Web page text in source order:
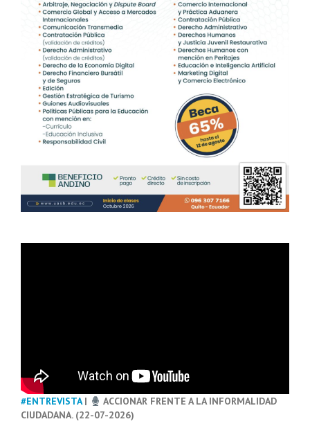
#ENTREVISTA|
ACCIONAR FRENTE A LA INFORMALIDAD
CIUDADANA. (22-07-2026)